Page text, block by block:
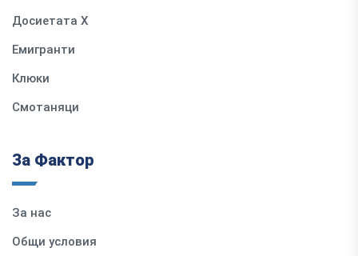
Досиетата Х
Емигранти
Клюки
Смотаняци
За Фактор
За нас
Общи условия